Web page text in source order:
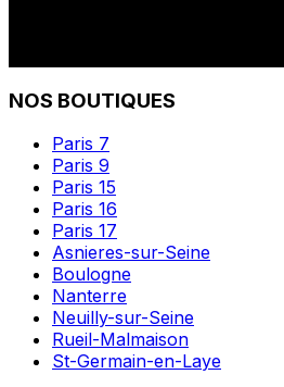
NOS BOUTIQUES
Paris 7
Paris 9
Paris 15
Paris 16
Paris 17
Asnieres-sur-Seine
Boulogne
Nanterre
Neuilly-sur-Seine
Rueil-Malmaison
St-Germain-en-Laye